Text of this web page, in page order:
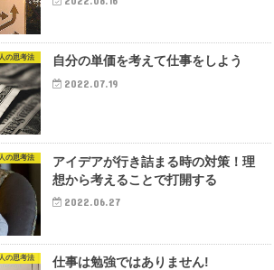
の思考法 自分の単価を考えて仕事をしよう
2022.07.19
の思考法
アイデアが行き詰まる時の対策！理
想から考えることで打開する
2022.06.27
の思考法 仕事は勉強ではありません!